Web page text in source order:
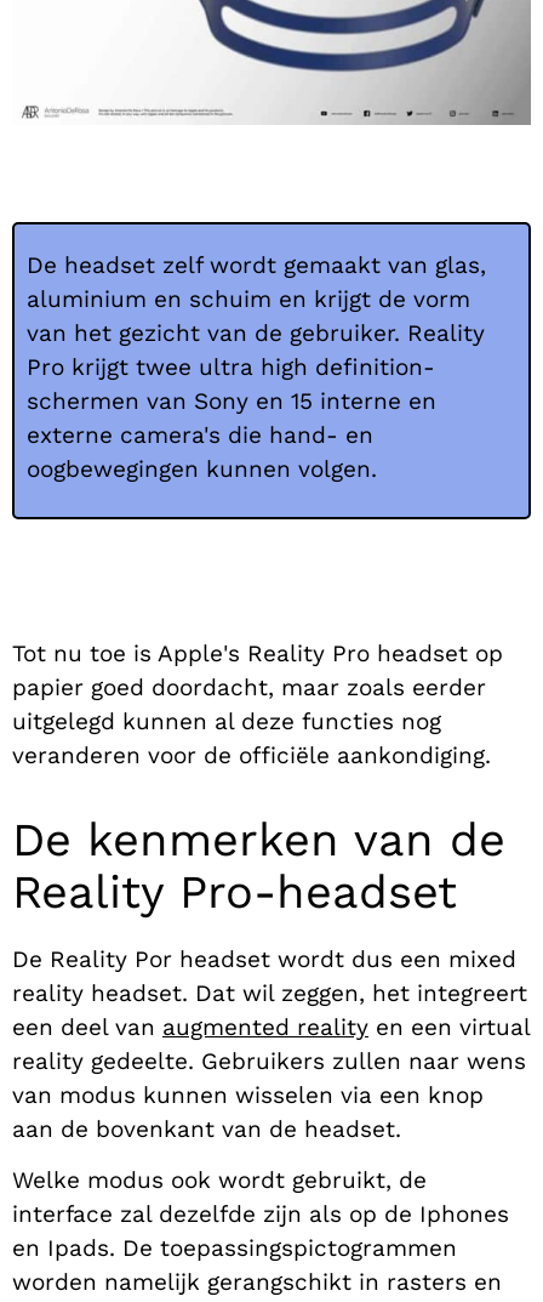
De headset zelf wordt gemaakt van glas,
aluminium en schuim en krijgt de vorm
van het gezicht van de gebruiker. Reality
Pro krijgt twee ultra high definition-
schermen van Sony en 15 interne en
externe camera's die hand- en
oogbewegingen kunnen volgen.
Tot nu toe is Apple's Reality Pro headset op
papier goed doordacht, maar zoals eerder
uitgelegd kunnen al deze functies nog
veranderen voor de officiële aankondiging.
De kenmerken van de
Reality Pro-headset
De Reality Por headset wordt dus een mixed
reality headset. Dat wil zeggen, het integreert
een deel van augmented reality en een virtual
reality gedeelte. Gebruikers zullen naar wens
van modus kunnen wisselen via een knop
aan de bovenkant van de headset.
Welke modus ook wordt gebruikt, de
interface zal dezelfde zijn als op de Iphones
en Ipads. De toepassingspictogrammen
worden namelijk gerangschikt in rasters en